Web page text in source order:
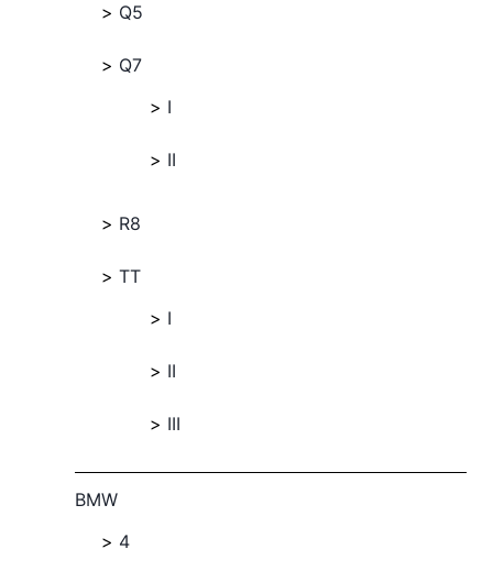
Q5
Q7
I
II
R8
TT
I
II
III
BMW
4